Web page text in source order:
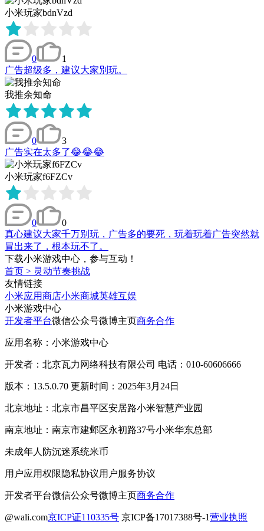
小米玩家bdnVzd
0
1
广告超级多，建议大家別玩。
我推余知命
0
3
广告实在太多了😂😂😂
小米玩家f6FZCv
0
0
真心建议大家千万别玩，广告多的要死，玩着玩着广告突然就
冒出来了，根本玩不了。
下载小米游戏中心，参与互动！
首页 > 灵动节奏挑战
友情链接
小米应用商店小米商城英雄互娱
小米游戏中心
开发者平台微信公众号微博主页 商务合作
应用名称：小米游戏中心
开发者：北京瓦力网络科技有限公司 电话：010-60606666
版本：13.5.0.70 更新时间：2025年3月24日
北京地址：北京市昌平区安居路小米智慧产业园
南京地址：南京市建邺区永初路37号小米华东总部
未成年人防沉迷系统米币
用户应用权限隐私协议用户服务协议
开发者平台微信公众号微博主页 商务合作
@wali.com京ICP证110335号 京ICP备17017388号-1营业执照